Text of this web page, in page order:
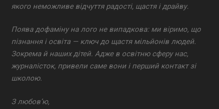
якого неможливе відчуття радості, щастя і драйву.
Поява дофаміну на лого не випадкова: ми віримо, що
пізнання і освіта — ключ до щастя мільйонів людей.
Зокрема й наших дітей. Адже в освітню сферу нас,
журналісток, привели саме вони і перший контакт зі
школою.
З любов’ю,